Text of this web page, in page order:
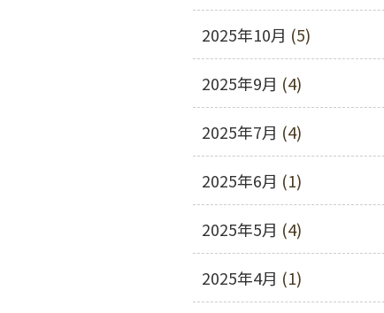
2025年10月 (5)
2025年9月 (4)
2025年7月 (4)
2025年6月 (1)
2025年5月 (4)
2025年4月 (1)